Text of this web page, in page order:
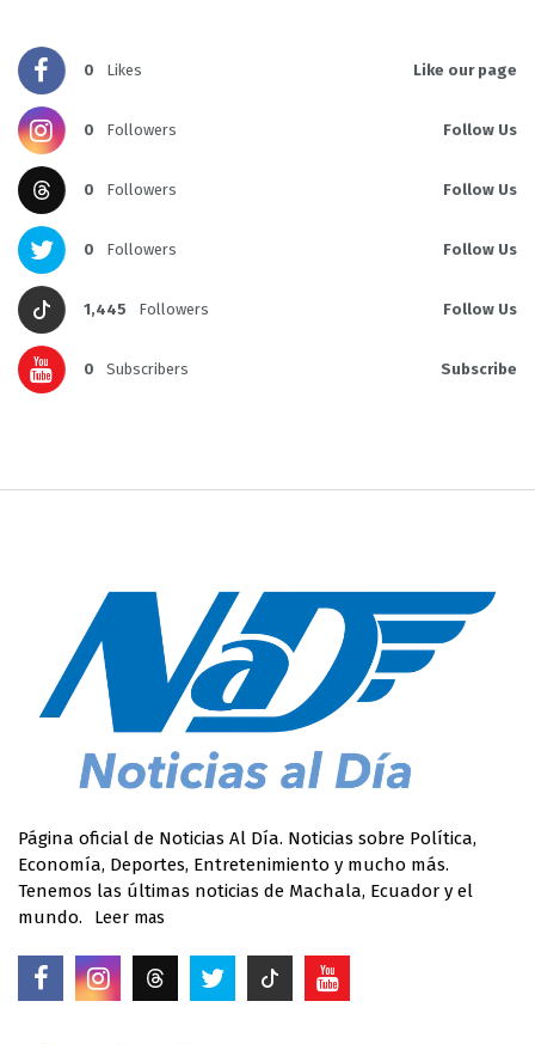
0 Likes Like our page
0 Followers Follow Us
0 Followers Follow Us
0 Followers Follow Us
1,445 Followers Follow Us
0 Subscribers Subscribe
Página oficial de Noticias Al Día. Noticias sobre Política,
Economía, Deportes, Entretenimiento y mucho más.
Tenemos las últimas noticias de Machala, Ecuador y el
mundo.
Leer mas